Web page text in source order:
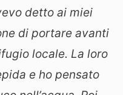
detto ai miei
di portare avanti
locale. La loro
e ho pensato